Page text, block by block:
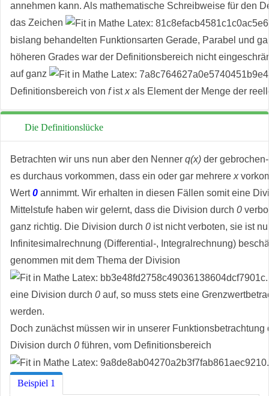
annehmen kann. Als mathematische Schreibweise für den
das Zeichen
bislang behandelten Funktionsarten Gerade, Parabel und
höheren Grades war der Definitionsbereich nicht
auf ganz
Definitionsbereich von fistxals Element der Menge der
Die Definitionslücke
Betrachten wir uns nun aber den Nenner q(x) der
es durchaus vorkommen, dass ein oder gar mehrere x
Wert0 annimmt. Wir erhalten in diesen Fällen somit eine
Mittelstufe haben wir gelernt, dass die Division durch 0
ganz richtig. Die Division durch 0 ist nicht verboten, sie ist
Infinitesimalrechnung (Differential-, Integralrechnung)
genommen mit dem Thema der Division
eine Division durch 0 auf, so muss stets eine
werden.
Doch zunächst müssen wir in unserer
Division durch 0 führen, vom Definitionsbereich
Beispiel 1